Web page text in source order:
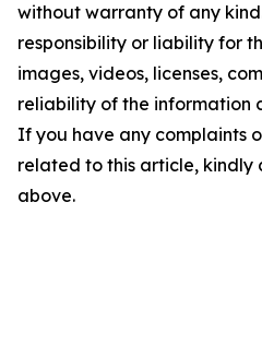
without warranty of any
responsibility or liability for
images, videos, licenses,
reliability of the information
If you have any complaints
related to this article, kindly
above.